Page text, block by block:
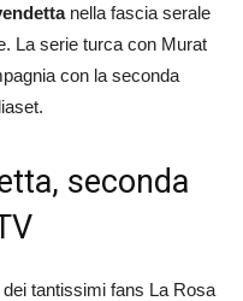
nella fascia serale
La serie turca con Murat
con la seconda
seconda
tantissimi fans La Rosa